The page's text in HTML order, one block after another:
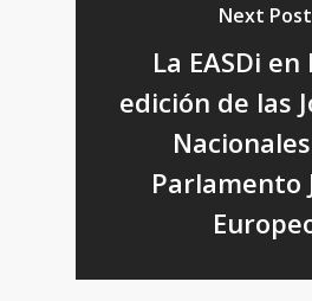
Next Post
La EASDi en
edición de las
Parlamento